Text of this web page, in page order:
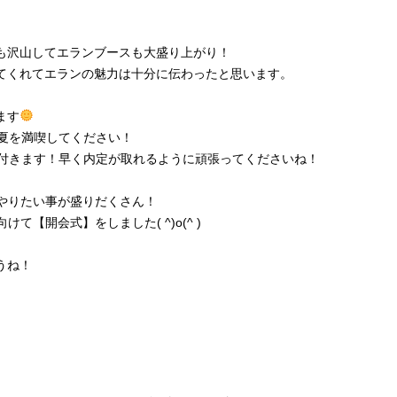
山してエランブースも大盛り上がり！
れてエランの魅力は十分に伝わったと思います。
す
を満喫してください！
ます！早く内定が取れるように頑張ってくださいね！
たい事が盛りだくさん！
けて【開会式】をしました( ^)o(^ )
！